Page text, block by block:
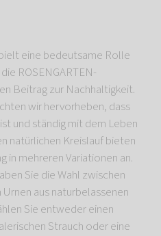
eine bedeutsame Rolle
ROSENGARTEN-
Beitrag zur Nachhaltigkeit.
wir hervorheben, dass
und ständig mit dem Leben
natürlichen Kreislauf bieten
in mehreren Variationen an.
Sie die Wahl zwischen
aus naturbelassenen
Sie entweder einen
Strauch oder eine